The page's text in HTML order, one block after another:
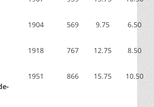
1904 569 9.75 6.50
1918 767 12.75 8.50
1951 866 15.75 10.50